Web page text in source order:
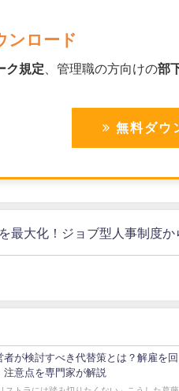
ンロード
ク規定 、管理職の方向けの部
無料ダウ
最大化！ジョブ型人事制度
者が検討すべき代替策とは？解雇を回
意点を専門家が解説